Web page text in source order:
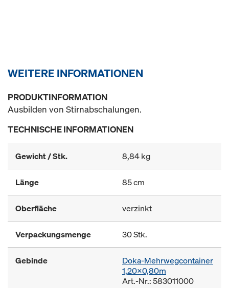
WEITERE INFORMATIONEN
PRODUKTINFORMATION
Ausbilden von Stirnabschalungen.
TECHNISCHE INFORMATIONEN
Gewicht / Stk. 8,84 kg
Länge 85 cm
Oberfläche verzinkt
Verpackungsmenge 30 Stk.
Gebinde
Doka-Mehrwegcontainer
1,20x0,80m
Art.-Nr.: 583011000